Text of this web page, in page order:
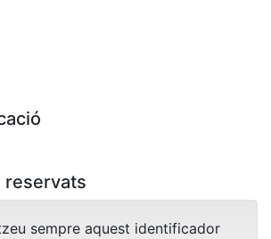
reservats
sempre aquest identificador